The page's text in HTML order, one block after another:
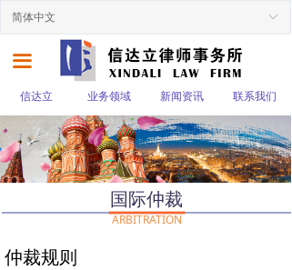
끀
信达立 业务领域 新闻资讯 联系我们
ꀅ
简体中文
仲裁规则
国际仲裁
ARBITRATION